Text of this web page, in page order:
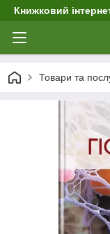
Книжковий
Товари та